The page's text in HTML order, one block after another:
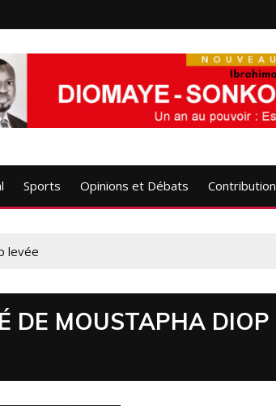
Sports Opinions et Débats Contribution
levée
DE MOUSTAPHA DIOP